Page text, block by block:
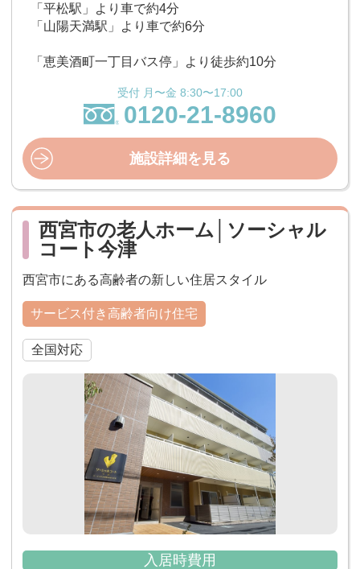
「平松駅」より車で約4分
「山陽天満駅」より車で約6分
「恵美酒町一丁目バス停」より徒歩約10分
受付 月〜金 8:30〜17:00
0120-21-8960
施設詳細を見る
西宮市の老人ホーム│ソーシャル
コート今津
西宮市にある高齢者の新しい住居スタイル
サービス付き高齢者向け住宅
全国対応
入居時費用